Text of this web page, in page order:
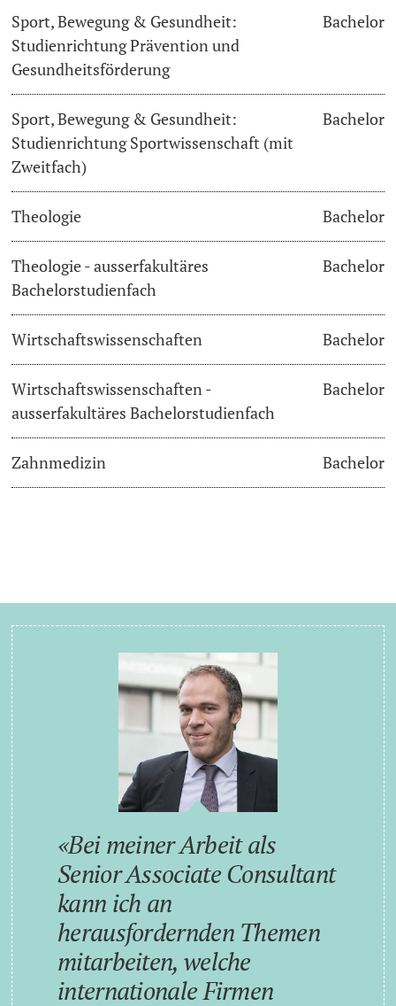
Sport, Bewegung & Gesundheit:
Studienrichtung Prävention und
Gesundheitsförderung
Bachelor
Sport, Bewegung & Gesundheit:
Studienrichtung Sportwissenschaft (mit
Zweitfach)
Bachelor
Theologie Bachelor
Theologie - ausserfakultäres
Bachelorstudienfach
Bachelor
Wirtschaftswissenschaften Bachelor
Wirtschaftswissenschaften -
ausserfakultäres Bachelorstudienfach
Bachelor
Zahnmedizin Bachelor
Bei meiner Arbeit als
Senior Associate Consultant
kann ich an
herausfordernden Themen
mitarbeiten, welche
internationale Firmen